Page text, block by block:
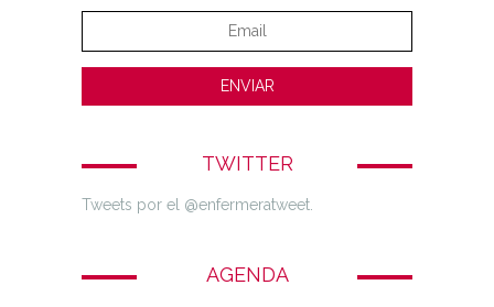
TWITTER
Tweets por el @enfermeratweet.
AGENDA